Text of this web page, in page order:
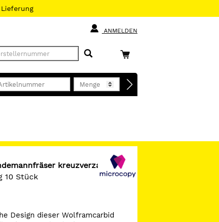
Lieferung
ANMELDEN
kreuzverzahnt
10 Stück
Design dieser Wolframcarbid